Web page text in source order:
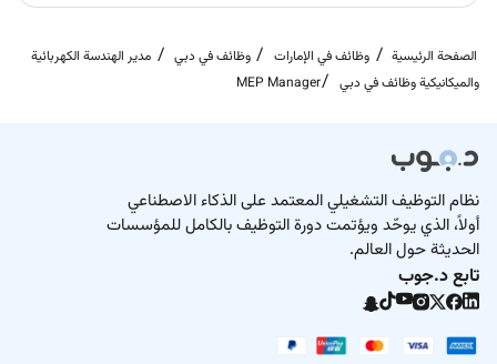
الصفحة الرئيسية وظائف في الإمارات وظائف في دبي
مدير الهندسة الكهربائية
والميكانيكية وظائف في دبي
MEP Manager
نظام التوظيف التشغيلي المعتمد على الذكاء الاصطناعي
أولاً، الذي يوحّد ويؤتمت دورة التوظيف بالكامل للمؤسسات
الحديثة حول العالم.
تابع د.جوب